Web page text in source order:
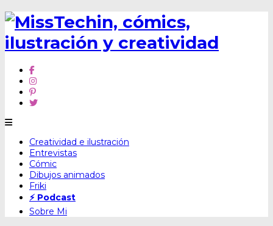
Skip
content
Creatividad e ilustración
Entrevistas
Cómic
Dibujos animados
Friki
⚡ Podcast
Sobre Mi